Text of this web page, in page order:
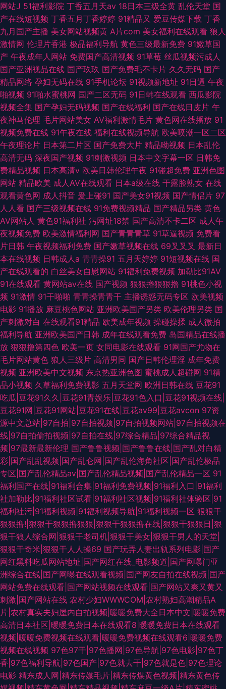
网站J 51福利影院 丁香五月天av 18日本三级全黄 乱伦天堂 国
产在线短视频 丁香五月丁香婷婷 91精品又 爱豆传媒下载 丁香
九月国产主播 美女网站视频黄 A片com 美女福利在线观看 狼人
激情网 伦理片香港 极品福利导航 黄色三级最新免费 91嫩草国
产 午夜成年人网站 免费国产高清视频 91草莓 丝瓜视频污成人
国产亚洲视品在线 国产玖玖 国产免费毛不卡片 久久无码 国产
精品网络 孕妇无码在线 91手机论坛 91视频新地址 91日逼 午夜
啪视频 91啪水蜜桃网 国产二区无码 91日韩在线观看 西瓜影院
视频全集 国产孕妇无码视频 国产在线福利 国产在线日皮片 午
夜神马伦理 毛片网站美女 AV福利激情毛片 黄色网在线播放 91
视频免费在线 91午夜在线 福利在线视频导航 欧美喷潮一区二区
午夜理论片 日本第二片区 国产免费大片 精品呦视频 日本乱伦
高清无码 深夜国产视频 91刺激视频 日本中文字幕一区 日韩免
费精品视频 日本高清v 欧美日韩伦理午夜 91碰超免费 亚洲色图
网站 精品欧美 成人AV在线观看 日本a级在线 干露脸熟女 在线
观看黄色网 成人抖音 爰上碰91 国产美女91视频 国产情侣片 97
人人看 国产三级视频在线 91免费视频精品 国产精品另类 黄色
AV网站人 黄色91福利社 污网址18禁 国产高清不卡二区 成人午
夜视频免费 欧美激情福利网 国产青青青草 91草逼视频 免费看
片日韩 午夜视频福利免费 国产嫩草视频在线 69叉叉叉 最新日
本在线视频 日韩成人a 青青操91 五月天婷婷 91短视频在线 国
产在线观看的 白丝美女自慰网站 91福利免费视频 加勒比91AV
91在线观看 黄网站av在线 国产视频 狠狠擼狠狠擼 91桃色小视
频 91激情 91干啪啪 青青操青青干 主播诱惑无码专区 欧美视频
电影 91播放 麻豆桃色网站 亚洲欧美国产另类 欧美伦理另类 国
产刺激对白 在线观看91精品 欧美成年视频 操碰操揉 成人微拍
福利导航 亚洲欧美国产日韩 成年在线观看免费 岛国精品在线播
放 狠狠撸第四色 欧美一页 女同电影在线观看 91网国产尤物在
毛片网站黄色 狼人三级片 高清男同 国产日韩伦理淫 成年免费
视频 亚洲欧美中文视频 东京热亚洲色图 蜜桃成人超碰网 91精
品小视频 久草福利免费视影 五月天堂网 欧洲日韩在线 豆花91
吃瓜|豆花91久久|豆花91青娱乐|豆花91色入口|豆花91视频在线|
豆花91网|豆花91网站|豆花91在线|豆花av99|豆花avcon 97资
源中文总站|97自拍|97自拍视频|97自拍视频网站|97自拍视频在
线|97自拍偷拍视频|97自拍在线|97综合精品|97综合精品视
频|97最新最新伦理 国产鲁鲁视频|国产鲁鲁在线|国产乱对白精
彩|国产乱乱视频|国产乱仑网|国产乱伦海角社区|国产乱伦极品
专区|国产乱伦精品av|国产乱伦精品视频|国产乱伦精品一区 91
福利国产在线|91福利合集|91福利免费视频|91福利入口|91福利
社加勒比|91福利社区试看|91福利社区视频|91福利社体验区|91
福利社污|91福利视频|91福利视频导航|91福利视频一区 狠狠干
狠狠撸!|狠狠干狠狠撸狠狠|狠狠干狠狠撸在线|狠狠干狠狠日|狠
狠干狼人综合网|狠狠干老司机|狠狠干美女|狠狠干男人的天堂|
狠狠干奇米|狠狠干人人操69 国产玩弄人妻出轨系列电影|国产
网红黑料吃瓜网站地址|国产网红在线_电影频道|国产网曝门亚
洲综合在线|国产网曝在线观看视频|国产网友自拍在线视频|国产
网站免费在线观看|国产网站视频在线观看|国产网站又爽又黄又
刺激|国产网站在线 农村少妇WWWCOM|农村熟妇高潮精品A
片|农村真实夫妇屋内自拍视频|暖暖免费大全日本中文|暖暖免费
高清日本社区|暖暖免费日本在线观看8|暖暖免费日本在线观看
视频|暖暖免费视频在线观看|暖暖免费视频在线观看6|暖暖免费
视频在线视频 97色97干|97色播网|97色导航|97色电影|97色丁
香|97色福利导航|97色国产|97色就去干|97色就是色|97色理论
电影 精东成人网|精东传媒毛片|精东传煤黄色视频|精东黄色传